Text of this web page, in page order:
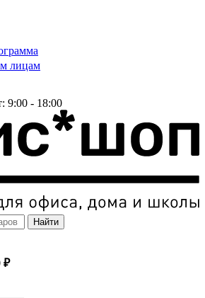
лицам
9:00 - 18:00
Найти
₽